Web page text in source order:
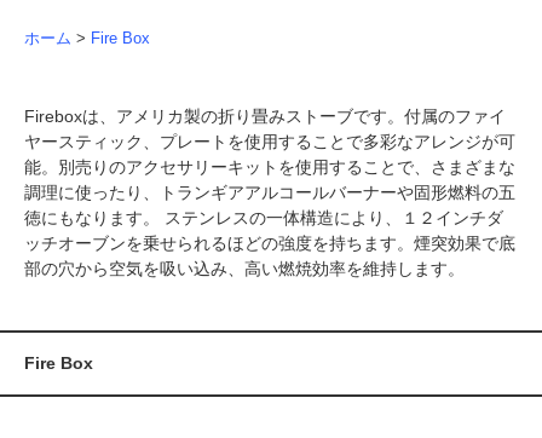
ホーム > Fire Box
Fireboxは、アメリカ製の折り畳みストーブです。付属のファイ
ヤースティック、プレートを使用することで多彩なアレンジが可
能。別売りのアクセサリーキットを使用することで、さまざまな
調理に使ったり、トランギアアルコールバーナーや固形燃料の五
徳にもなります。 ステンレスの一体構造により、１２インチダ
ッチオーブンを乗せられるほどの強度を持ちます。煙突効果で底
部の穴から空気を吸い込み、高い燃焼効率を維持します。
Fire Box